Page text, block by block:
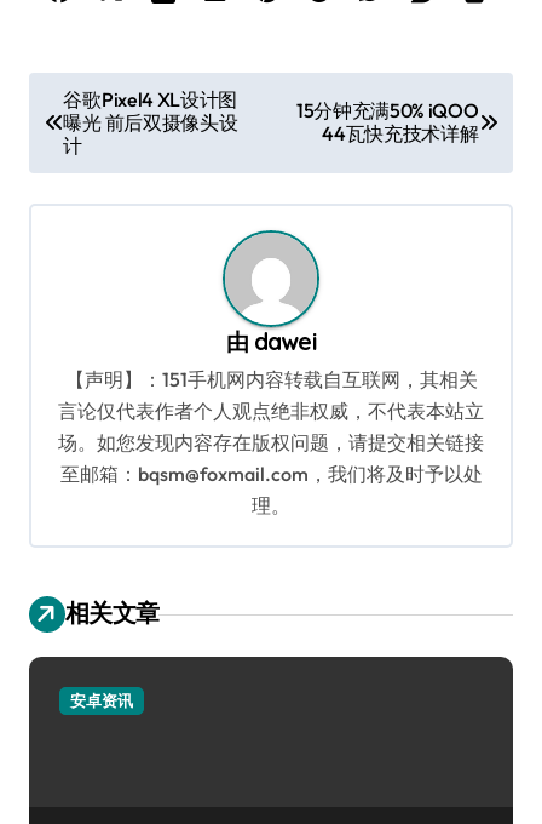
章
导
航
谷歌Pixel4 XL设计图
曝光 前后双摄像头设
计
15分钟充满50% iQOO
44瓦快充技术详解
由 dawei
【声明】：151手机网内容转载自互联网，其相关
言论仅代表作者个人观点绝非权威，不代表本站立
场。如您发现内容存在版权问题，请提交相关链接
至邮箱：bqsm@foxmail.com，我们将及时予以处
理。
相关文章
安卓资讯